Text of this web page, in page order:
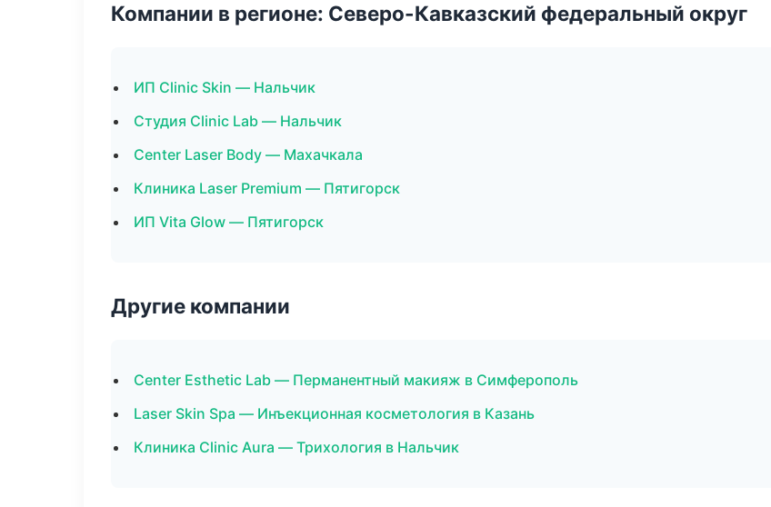
Компании в регионе: Северо-Кавказский федеральный округ
ИП Clinic Skin — Нальчик
Студия Clinic Lab — Нальчик
Center Laser Body — Махачкала
Клиника Laser Premium — Пятигорск
ИП Vita Glow — Пятигорск
Другие компании
Center Esthetic Lab — Перманентный макияж в Симферополь
Laser Skin Spa — Инъекционная косметология в Казань
Клиника Clinic Aura — Трихология в Нальчик